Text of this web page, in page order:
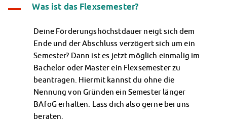
Mensen & Cafeterien
JoGo – Studibar + Eventspace
Klimabewusst essen
CampusCatering
MensaFeedback
AnsprechpartnerInnen
Wohnen
A Was ist das Flexsemester?
Deine Förderungshöchstdauer neigt sich dem
Ende und der Abschluss verzögert sich um ein
Semester? Dann ist es jetzt möglich einmalig im
Bachelor oder Master ein Flexsemester zu
beantragen. Hiermit kannst du ohne die
Nennung von Gründen ein Semester länger
BAföG erhalten. Lass dich also gerne bei uns
beraten.